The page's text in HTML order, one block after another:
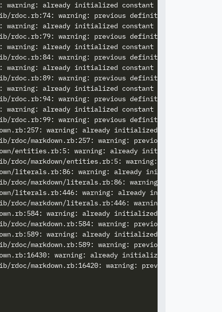
already initialized constant
warning: previous definition of
already initialized constant
warning: previous definition of
already initialized constant
warning: previous definition of
already initialized constant
warning: previous definition of
already initialized constant
warning: previous definition of
already initialized constant
warning: previous definition of
warning: already initialized constant
markdown.rb:257: warning: previous definition of
entities.rb:5: warning: already initialized constant
markdown/entities.rb:5: warning: previous
literals.rb:86: warning: already initialized constant
markdown/literals.rb:86: warning: previous
literals.rb:446: warning: already initialized
rdoc/markdown/literals.rb:446: warning: previous
warning: already initialized constant
markdown.rb:584: warning: previous definition of
warning: already initialized constant
markdown.rb:589: warning: previous definition of
warning: already initialized constant
markdown.rb:16420: warning: previous definition